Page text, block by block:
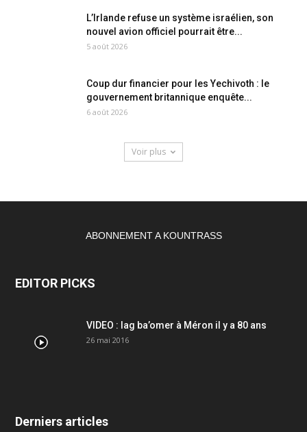
L’Irlande refuse un système israélien, son
nouvel avion officiel pourrait être...
5 août 2026
Coup dur financier pour les Yechivoth : le
gouvernement britannique enquête...
6 août 2026
Voir plus
ABONNEMENT A KOUNTRASS
EDITOR PICKS
VIDEO : lag ba’omer à Méron il y a 80 ans
26 mai 2016
Derniers articles